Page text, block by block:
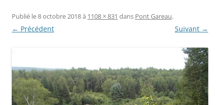
Publié le8 octobre 2018à 1108 × 831 dans Pont Gareau.
← Précédent Suivant →